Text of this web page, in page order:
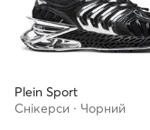
Plein Sport
Снікерcи · Чорний